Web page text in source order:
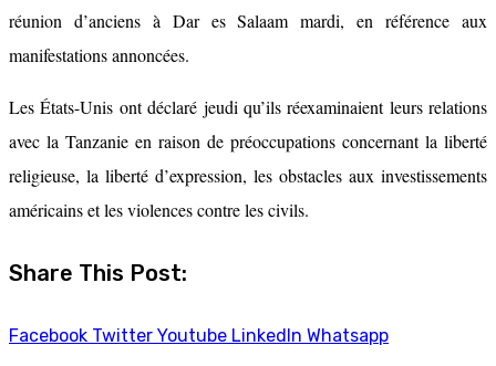
réunion d’anciens à Dar es Salaam mardi, en référence aux
manifestations annoncées.
Les États-Unis ont déclaré jeudi qu’ils réexaminaient leurs relations
avec la Tanzanie en raison de préoccupations concernant la liberté
religieuse, la liberté d’expression, les obstacles aux investissements
américains et les violences contre les civils.
Share This Post:
Facebook Twitter Youtube LinkedIn Whatsapp